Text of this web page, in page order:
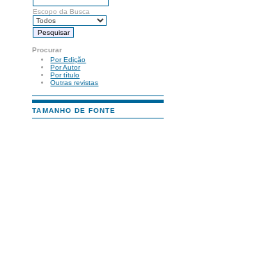
Escopo da Busca
Procurar
Por Edição
Por Autor
Por título
Outras revistas
TAMANHO DE FONTE